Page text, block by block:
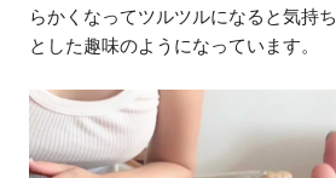
らかくなってツルツルになると気持
とした趣味のようになっています。